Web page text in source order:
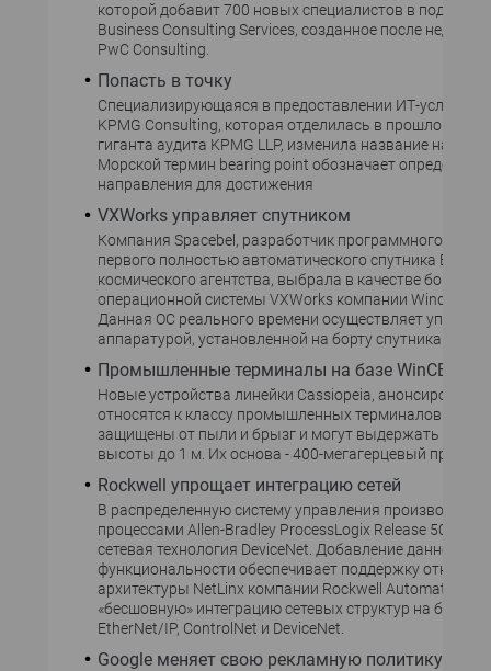
которой добавит 700 новых специалистов в
Business Consulting Services, созданное после
PwC Consulting.
Попасть в точку
Специализирующаяся в предоставлении ИТ-услуг
KPMG Consulting, которая отделилась в прошлом году
гиганта аудита KPMG LLP, изменила название на
Морской термин bearing point обозначает определение
направления для достижения
VXWorks управляет спутником
Компания Spacebel, разработчик программного
первого полностью автоматического спутника
космического агентства, выбрала в качестве бортовой
операционной системы VXWorks компании Wind River
Данная ОС реального времени осуществляет
аппаратурой, установленной на борту спутника
Промышленные терминалы на базе WinCE .Net
Новые устройства линейки Cassiopeia,
относятся к классу промышленных терминалов.
защищены от пыли и брызг и могут выдержать
высоты до 1 м. Их основа - 400-мегагерцевый
Rockwell упрощает интеграцию сетей
В распределенную систему управления
процессами Allen-Bradley ProcessLogix Release 500
сетевая технология DeviceNet. Добавление данной
функциональности обеспечивает поддержку
архитектуры NetLinx компании Rockwell Automation и
«бесшовную» интеграцию сетевых структур на базе
EtherNet/IP, ControlNet и DeviceNet.
Google меняет свою рекламную политику